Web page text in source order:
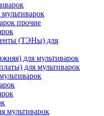
прочие
(ТЭНы) для
для мультиварок
для мультиварок
мультиварок